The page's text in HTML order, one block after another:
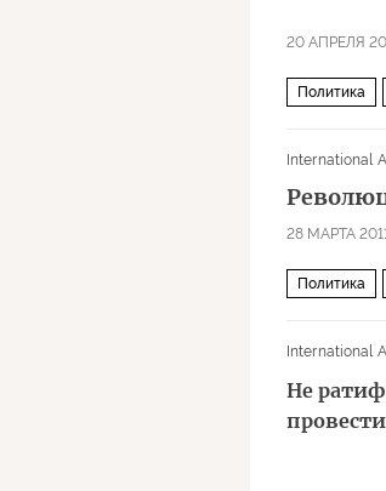
20 АПРЕЛЯ
Политика
International
28 МАРТА
Политика
International
Не